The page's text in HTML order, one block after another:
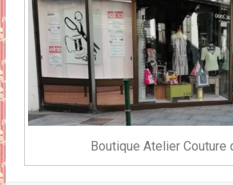
Boutique Atelier Couture